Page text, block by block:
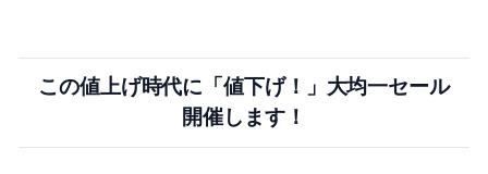
この値上げ時代に「値下げ！」大均一セール
開催します！